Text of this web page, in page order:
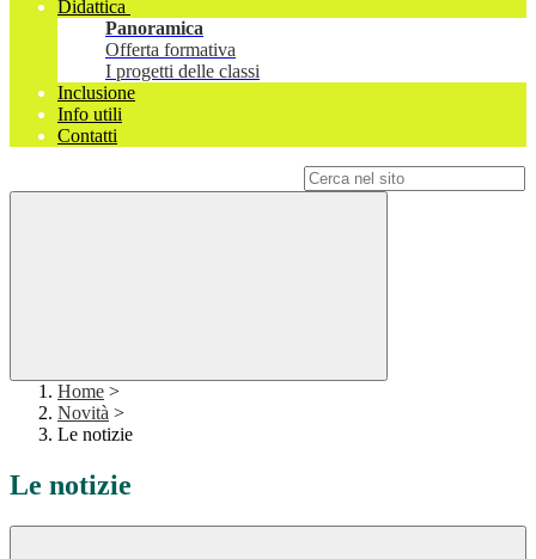
Didattica
Panoramica
Offerta formativa
I progetti delle classi
Inclusione
Info utili
Contatti
Home >
Novità >
Le notizie
Le notizie